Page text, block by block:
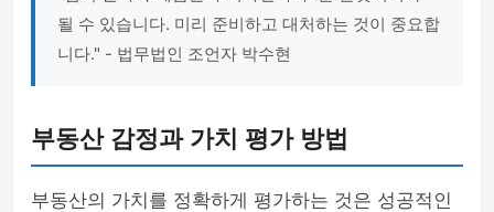
될 수 있습니다. 미리 준비하고 대처하는 것이 중요합
니다." - 법무법인 조언자 박수현
부동산 감정과 가치 평가 방법
부동산의 가치를 정확하게 평가하는 것은 성공적인